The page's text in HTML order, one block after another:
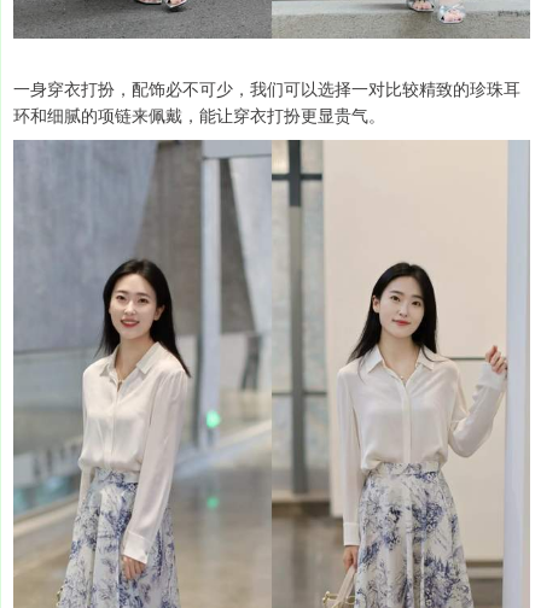
一身穿衣打扮，配饰必不可少，我们可以选择一对比较精致的珍珠耳
环和细腻的项链来佩戴，能让穿衣打扮更显贵气。